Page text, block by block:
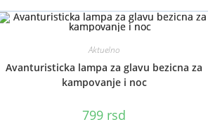
Aktuelno
Avanturisticka lampa za glavu bezicna za
kampovanje i noc
799 rsd